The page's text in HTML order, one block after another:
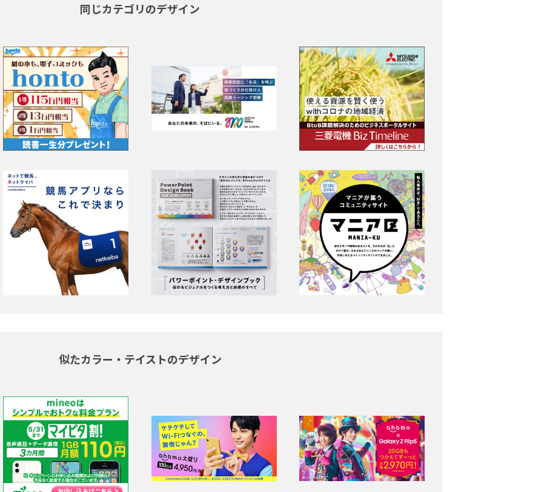
同じカテゴリのデザイン
似たカラー・テイストのデザイン